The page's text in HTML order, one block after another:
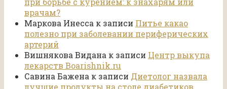
врачам?
Маркова Инесса к записи Питье какао
полезно при заболевании периферических
артерий
Вишнякова Видана к записи Центр выкупа
лекарств Boarishnik.ru
Савина Бажена к записи Диетолог назвала
лучшие продукты на столе диабетиков